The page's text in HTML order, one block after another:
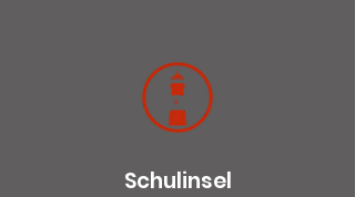
Schulinsel